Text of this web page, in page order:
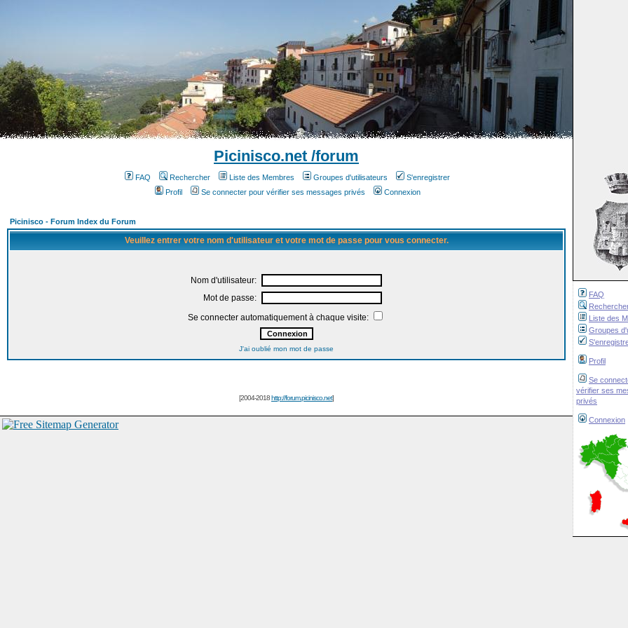
FAQ
Liste des
Groupes
Profil
Se
vérifier ses
privés
Connexion
Picinisco.net /forum
FAQ Rechercher Liste des Membres Groupes d'utilisateurs
S'enregistrer
Profil
Se connecter pour vérifier ses messages privés Connexion
Picinisco - Forum Index du Forum
Veuillez entrer votre nom d'utilisateur et votre mot de passe pour vous connecter.
Nom d'utilisateur:
Mot de passe:
Se connecter automatiquement à chaque visite:
J'ai oublié mon mot de passe
[2004-2018http://forum.picinisco.net]